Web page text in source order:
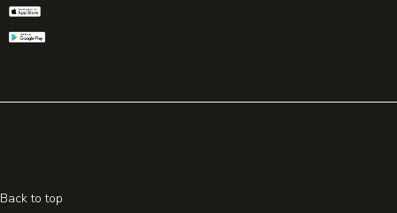
Back to top